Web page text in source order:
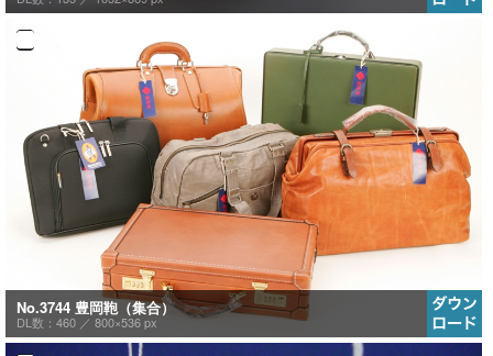
No.3744 豊岡鞄（集合）
DL数：460 ／ 800×536 px